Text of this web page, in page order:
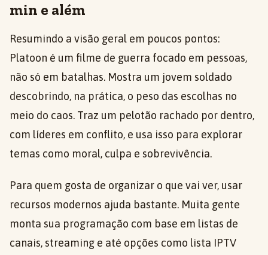
min e além
Resumindo a visão geral em poucos pontos:
Platoon é um filme de guerra focado em pessoas,
não só em batalhas. Mostra um jovem soldado
descobrindo, na prática, o peso das escolhas no
meio do caos. Traz um pelotão rachado por dentro,
com líderes em conflito, e usa isso para explorar
temas como moral, culpa e sobrevivência.
Para quem gosta de organizar o que vai ver, usar
recursos modernos ajuda bastante. Muita gente
monta sua programação com base em listas de
canais, streaming e até opções como lista IPTV